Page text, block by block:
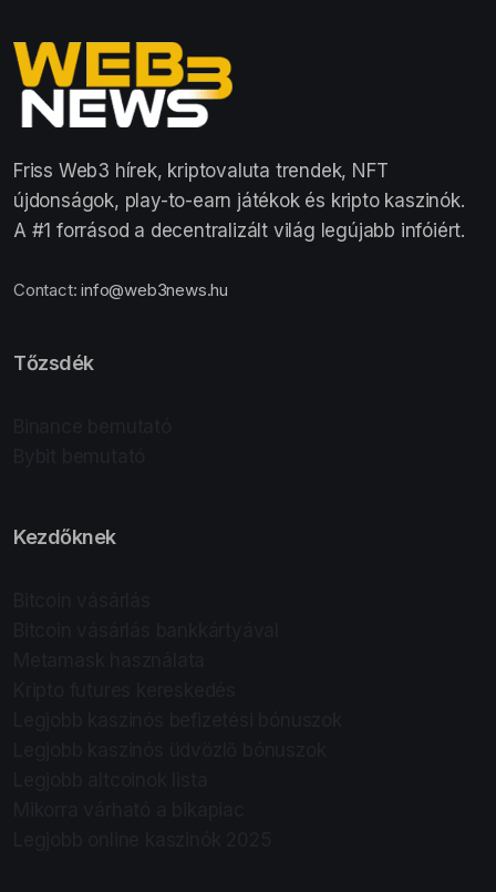
Friss Web3 hírek, kriptovaluta trendek, NFT
újdonságok, play-to-earn játékok és kripto kaszinók.
A #1 forrásod a decentralizált világ legújabb infóiért.
Contact:info@web3news.hu
Tőzsdék
Kezdőknek